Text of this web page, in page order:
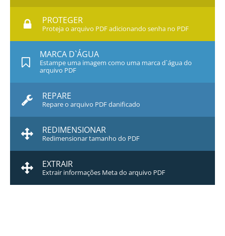
PROTEGER
Proteja o arquivo PDF adicionando senha no PDF
MARCA D`ÁGUA
Estampe uma imagem como uma marca d`água do
arquivo PDF
REPARE
Repare o arquivo PDF danificado
REDIMENSIONAR
Redimensionar tamanho do PDF
EXTRAIR
Extrair informações Meta do arquivo PDF